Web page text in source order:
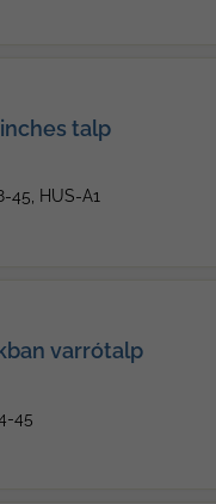
talp
45, HUS-A1
varrótalp
45